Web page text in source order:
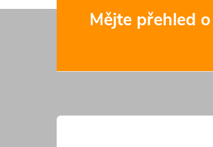
Mějte přehled